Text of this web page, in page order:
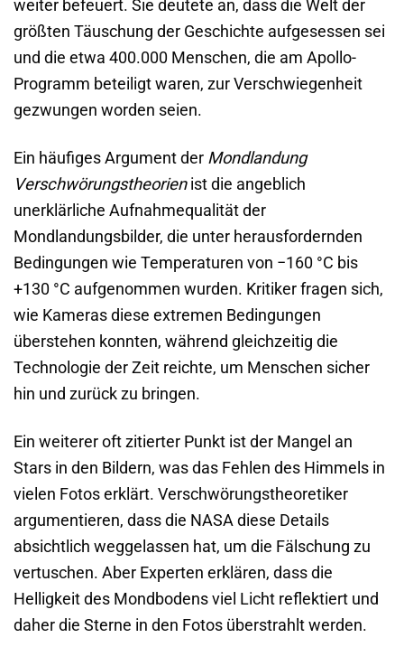
weiter befeuert. Sie deutete an, dass die Welt der
größten Täuschung der Geschichte aufgesessen sei
und die etwa 400.000 Menschen, die am Apollo-
Programm beteiligt waren, zur Verschwiegenheit
gezwungen worden seien.
Ein häufiges Argument der Mondlandung
Verschwörungstheorienist die angeblich
unerklärliche Aufnahmequalität der
Mondlandungsbilder, die unter herausfordernden
Bedingungen wie Temperaturen von −160 °C bis
+130 °C aufgenommen wurden. Kritiker fragen sich,
wie Kameras diese extremen Bedingungen
überstehen konnten, während gleichzeitig die
Technologie der Zeit reichte, um Menschen sicher
hin und zurück zu bringen.
Ein weiterer oft zitierter Punkt ist der Mangel an
Stars in den Bildern, was das Fehlen des Himmels in
vielen Fotos erklärt. Verschwörungstheoretiker
argumentieren, dass die NASA diese Details
absichtlich weggelassen hat, um die Fälschung zu
vertuschen. Aber Experten erklären, dass die
Helligkeit des Mondbodens viel Licht reflektiert und
daher die Sterne in den Fotos überstrahlt werden.